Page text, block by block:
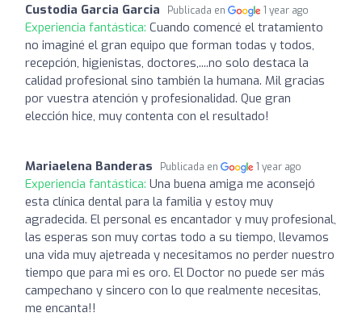
Custodia Garcia Garcia Publicada en 1 year ago
Experiencia fantástica: Cuando comencé el tratamiento
no imaginé el gran equipo que forman todas y todos,
recepción, higienistas, doctores,....no solo destaca la
calidad profesional sino también la humana. Mil gracias
por vuestra atención y profesionalidad. Que gran
elección hice, muy contenta con el resultado!
Mariaelena Banderas Publicada en 1 year ago
Experiencia fantástica: Una buena amiga me aconsejó
esta clínica dental para la familia y estoy muy
agradecida. El personal es encantador y muy profesional,
las esperas son muy cortas todo a su tiempo, llevamos
una vida muy ajetreada y necesitamos no perder nuestro
tiempo que para mi es oro. El Doctor no puede ser más
campechano y sincero con lo que realmente necesitas,
me encanta!!